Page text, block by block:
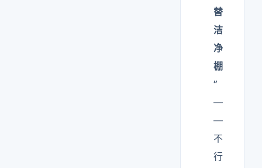
替
洁
净
棚
”
—
—
不
行